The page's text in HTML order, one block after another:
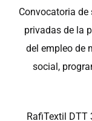
Convocatoria de
privadas de la
del empleo de
social,
RafiTextil DTT